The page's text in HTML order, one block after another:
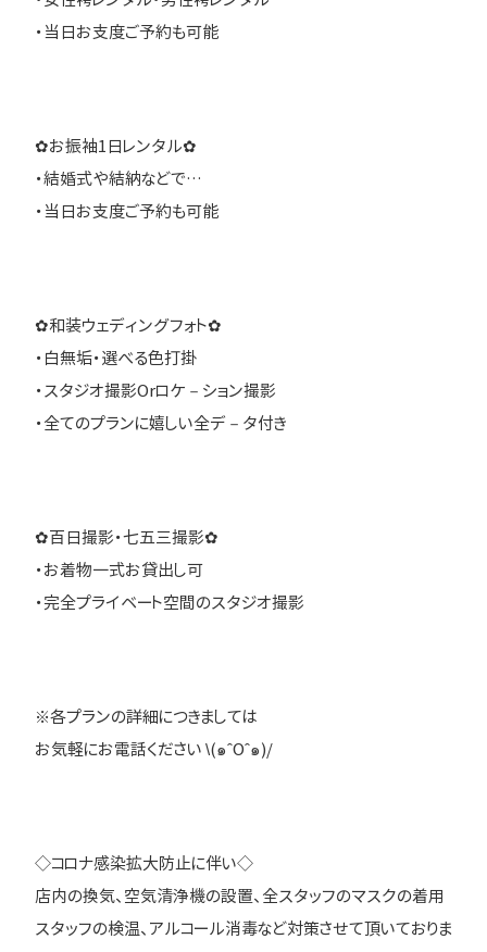
・当日お支度ご予約も可能
✿お振袖1日レンタル✿
・結婚式や結納などで…
・当日お支度ご予約も可能
✿和装ウェディングフォト✿
・白無垢・選べる色打掛
・スタジオ撮影Orロケ－ション撮影
・全てのプランに嬉しい全デ－タ付き
✿百日撮影・七五三撮影✿
・お着物一式お貸出し可
・完全プライベート空間のスタジオ撮影
※各プランの詳細につきましては
お気軽にお電話ください \(๑ˆOˆ๑)/
◇コロナ感染拡大防止に伴い◇
店内の換気、空気清浄機の設置、全スタッフのマスクの着用
スタッフの検温、アルコール消毒など対策させて頂いておりま